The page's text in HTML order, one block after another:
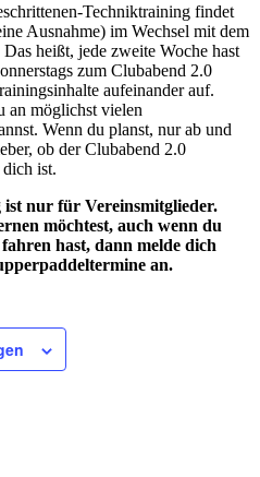
Techniktraining findet
Ausnahme) im Wechsel mit dem
heißt, jede zweite Woche hast
zum Clubabend 2.0
aufeinander auf.
an möglichst vielen
Wenn du planst, nur ab und
ob der Clubabend 2.0
ist.
nur für Vereinsmitglieder.
möchtest, auch wenn du
hast, dann melde dich
an.